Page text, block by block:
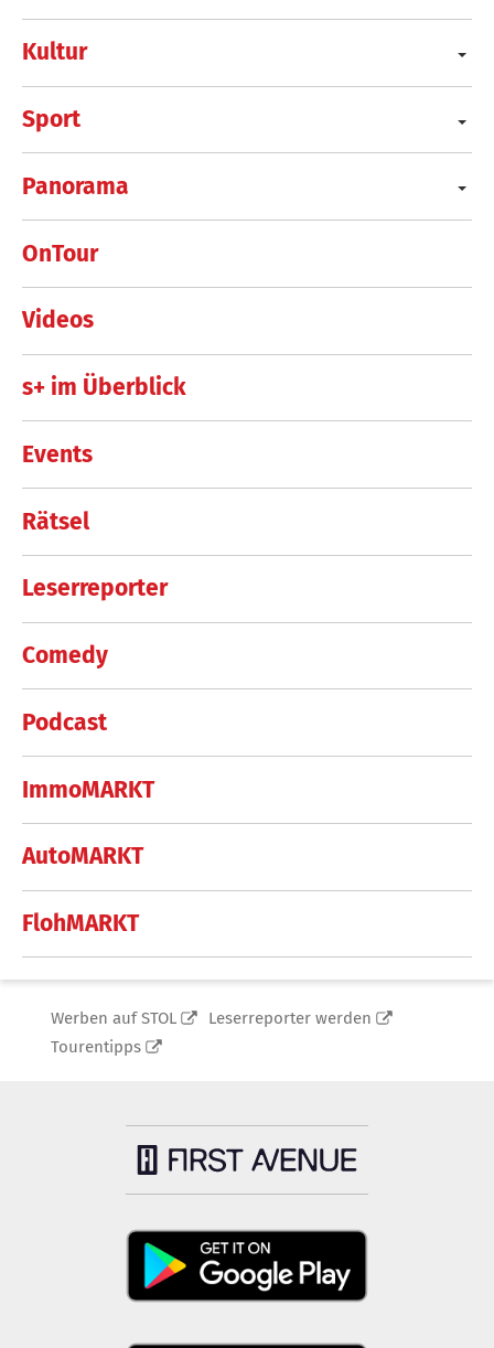
Kultur
Sport
Panorama
OnTour
Videos
s+ im Überblick
Events
Rätsel
Leserreporter
Comedy
Podcast
ImmoMARKT
AutoMARKT
FlohMARKT
Werben auf STOL
Leserreporter werden
Tourentipps